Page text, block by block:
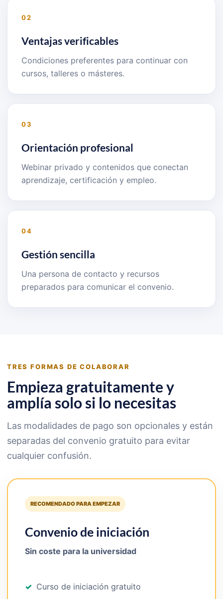
02
Ventajas verificables
Condiciones preferentes para continuar con
cursos, talleres o másteres.
03
Orientación profesional
Webinar privado y contenidos que conectan
aprendizaje, certificación y empleo.
04
Gestión sencilla
Una persona de contacto y recursos
preparados para comunicar el convenio.
TRES FORMAS DE COLABORAR
Empieza gratuitamente y
amplía solo si lo necesitas
Las modalidades de pago son opcionales y están
separadas del convenio gratuito para evitar
cualquier confusión.
RECOMENDADO PARA EMPEZAR
Convenio de iniciación
Sin coste para la universidad
Curso de iniciación gratuito